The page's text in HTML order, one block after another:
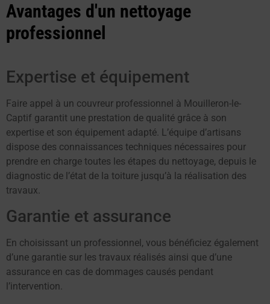
Avantages d'un nettoyage
professionnel
Expertise et équipement
Faire appel à un couvreur professionnel à Mouilleron-le-
Captif garantit une prestation de qualité grâce à son
expertise et son équipement adapté. L’équipe d’artisans
dispose des connaissances techniques nécessaires pour
prendre en charge toutes les étapes du nettoyage, depuis le
diagnostic de l’état de la toiture jusqu’à la réalisation des
travaux.
Garantie et assurance
En choisissant un professionnel, vous bénéficiez également
d’une garantie sur les travaux réalisés ainsi que d’une
assurance en cas de dommages causés pendant
l’intervention.